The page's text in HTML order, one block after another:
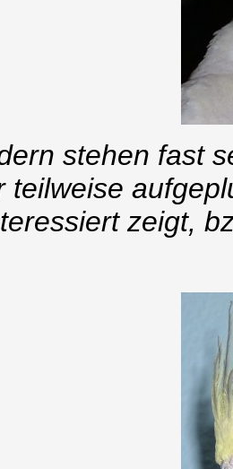
stehen fast
teilweise
zeigt,